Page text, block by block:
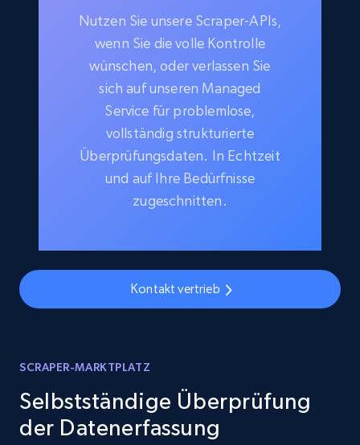
Nutzen Sie unsere Scraper-APIs,
wenn Sie die volle Kontrolle
wünschen, oder verlassen Sie
sich auf unseren Managed
Service für problemlose,
vollständig strukturierte
Überprüfungsdaten. In Echtzeit
und auf Ihre Bedürfnisse
zugeschnitten.
Kontakt vertrieb
SCRAPER-MARKTPLATZ
Selbstständige Überprüfung
der Datenerfassung